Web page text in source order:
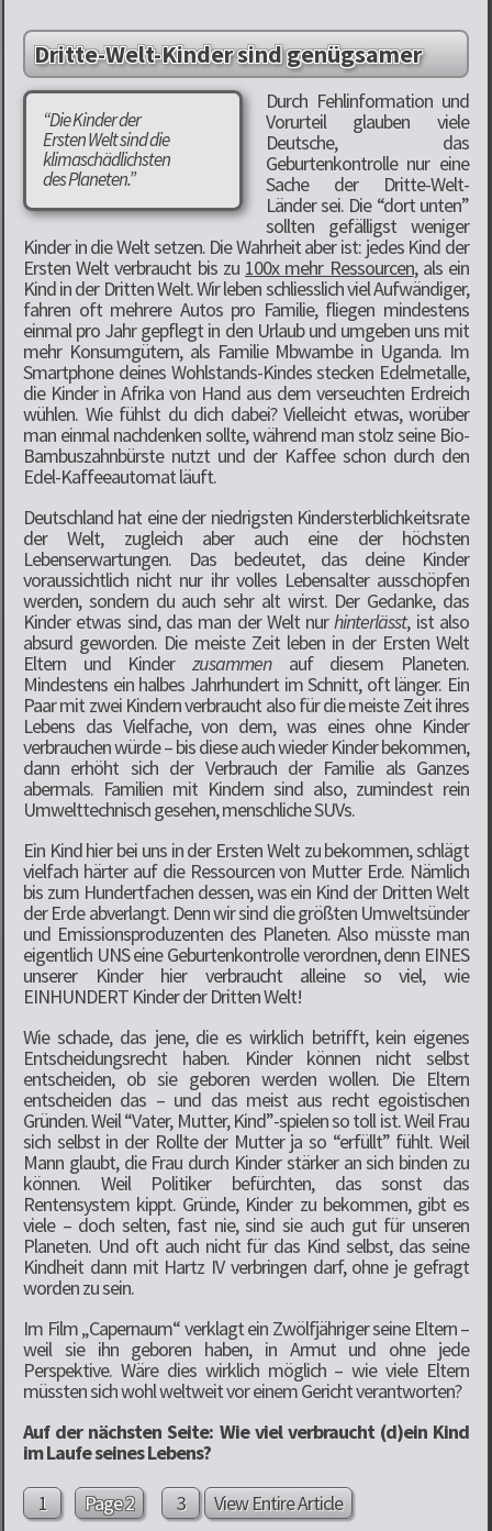
Dritte-Welt-Kinder sind genügsamer
“Die Kinder der
Ersten Welt sind die
klimaschädlichsten
des Planeten.”
Durch Fehlinformation und
Vorurteil glauben viele
Deutsche, das
Geburtenkontrolle nur eine
Sache der Dritte-Welt-
Länder sei. Die “dort unten”
sollten gefälligst weniger
Kinder in die Welt setzen. Die Wahrheit aber ist: jedes Kind der
Ersten Welt verbraucht bis zu 100x mehr Ressourcen, als ein
Kind in der Dritten Welt. Wir leben schliesslich viel Aufwändiger,
fahren oft mehrere Autos pro Familie, fliegen mindestens
einmal pro Jahr gepflegt in den Urlaub und umgeben uns mit
mehr Konsumgütern, als Familie Mbwambe in Uganda. Im
Smartphone deines Wohlstands-Kindes stecken Edelmetalle,
die Kinder in Afrika von Hand aus dem verseuchten Erdreich
wühlen. Wie fühlst du dich dabei? Vielleicht etwas, worüber
man einmal nachdenken sollte, während man stolz seine Bio-
Bambuszahnbürste nutzt und der Kaffee schon durch den
Edel-Kaffeeautomat läuft.
Deutschland hat eine der niedrigsten Kindersterblichkeitsrate
der Welt, zugleich aber auch eine der höchsten
Lebenserwartungen. Das bedeutet, das deine Kinder
voraussichtlich nicht nur ihr volles Lebensalter ausschöpfen
werden, sondern du auch sehr alt wirst. Der Gedanke, das
Kinder etwas sind, das man der Welt nurhinterlässt, ist also
absurd geworden. Die meiste Zeit leben in der Ersten Welt
Eltern und Kinder zusammenauf diesem Planeten.
Mindestens ein halbes Jahrhundert im Schnitt, oft länger. Ein
Paar mit zwei Kindern verbraucht also für die meiste Zeit ihres
Lebens das Vielfache, von dem, was eines ohne Kinder
verbrauchen würde – bis diese auch wieder Kinder bekommen,
dann erhöht sich der Verbrauch der Familie als Ganzes
abermals. Familien mit Kindern sind also, zumindest rein
Umwelttechnisch gesehen, menschliche SUVs.
Ein Kind hier bei uns in der Ersten Welt zu bekommen, schlägt
vielfach härter auf die Ressourcen von Mutter Erde. Nämlich
bis zum Hundertfachen dessen, was ein Kind der Dritten Welt
der Erde abverlangt. Denn wir sind die größten Umweltsünder
und Emissionsproduzenten des Planeten. Also müsste man
eigentlich UNS eine Geburtenkontrolle verordnen, denn EINES
unserer Kinder hier verbraucht alleine so viel, wie
EINHUNDERT Kinder der Dritten Welt!
Wie schade, das jene, die es wirklich betrifft, kein eigenes
Entscheidungsrecht haben. Kinder können nicht selbst
entscheiden, ob sie geboren werden wollen. Die Eltern
entscheiden das – und das meist aus recht egoistischen
Gründen. Weil “Vater, Mutter, Kind”-spielen so toll ist. Weil Frau
sich selbst in der Rollte der Mutter ja so “erfüllt” fühlt. Weil
Mann glaubt, die Frau durch Kinder stärker an sich binden zu
können. Weil Politiker befürchten, das sonst das
Rentensystem kippt. Gründe, Kinder zu bekommen, gibt es
viele – doch selten, fast nie, sind sie auch gut für unseren
Planeten. Und oft auch nicht für das Kind selbst, das seine
Kindheit dann mit Hartz IV verbringen darf, ohne je gefragt
worden zu sein.
Im Film „Capernaum“ verklagt ein Zwölfjähriger seine Eltern –
weil sie ihn geboren haben, in Armut und ohne jede
Perspektive. Wäre dies wirklich möglich – wie viele Eltern
müssten sich wohl weltweit vor einem Gericht verantworten?
Auf der nächsten Seite: Wie viel verbraucht (d)ein Kind
im Laufe seines Lebens?
1
Page 2 3
View Entire Article